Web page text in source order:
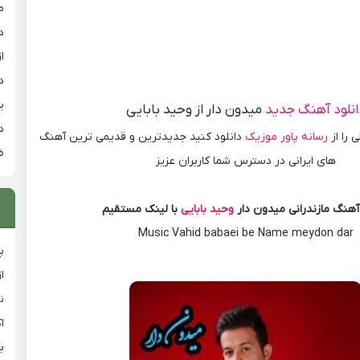
آهنگ جدید میدون دار از وحید بابایی
را از رسانه پاور موزیک دانلود کنید جدیدترین و قدیمی ترین آهنگ
های ایرانی در دسترس شما کاربران عزیز
آهنگ مازندرانی میدون داروحید بابایی با لینک مستقیم
Music Vahid babaei be Name meydon dar